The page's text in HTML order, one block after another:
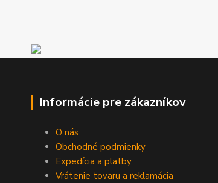
Informácie pre zákazníkov
O nás
Obchodné podmienky
Expedícia a platby
Vrátenie tovaru a reklamácia